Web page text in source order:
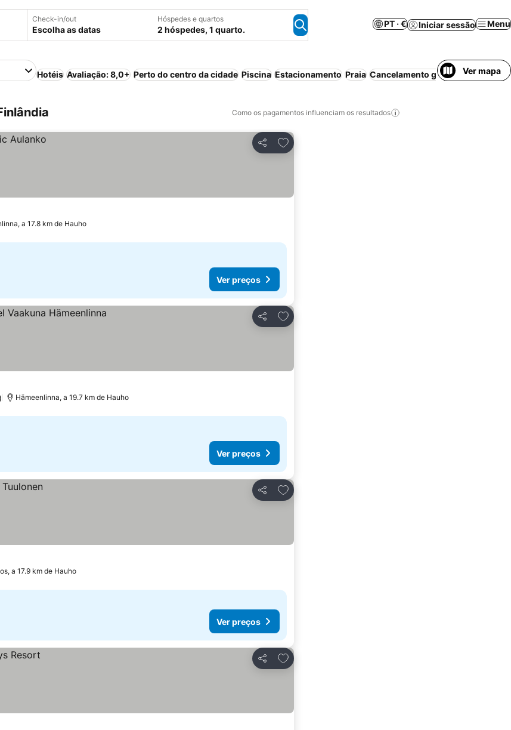
Check-in/out
Escolha as datas
Hóspedes e quartos
2 hóspedes, 1 quarto.
PT · € Iniciar sessão Menu
Hotéis Avaliação: 8,0+ Perto do centro da cidade Piscina Estacionamento Praia Cancelamento gratuitoVer mapa
Como os pagamentos influenciam os resultados
Partilhar
Adicionar aos favoritos
a 17.8 km de Hauho
Ver preços
Partilhar
Adicionar aos favoritos
Hämeenlinna, a 19.7 km de Hauho
Ver preços
Partilhar
Adicionar aos favoritos
a 17.9 km de Hauho
Ver preços
Partilhar
Adicionar aos favoritos